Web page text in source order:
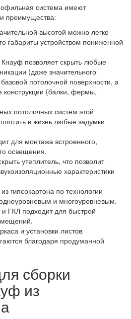
система имеют
преимущества:
высотой можно легко
габариты устройством пониженной
позволяет скрыть любые
(даже значительного
потолочной поверхности, а
конструкции (балки, фермы,
потолочных систем этой
в жизнь любые задумки
для монтажа встроенного,
освещения.
утеплитель, что позволит
характеристики
гипсокартона по технологии
и многоуровневым.
ГКЛ подходит для быстрой
и установки листов
благодаря продуманной
сборки
из